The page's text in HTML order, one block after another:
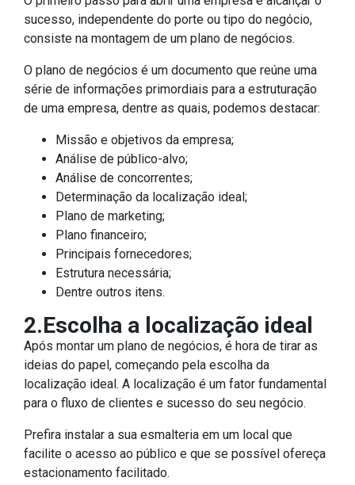
sucesso, independente do porte ou tipo do negócio,
consiste na montagem de um plano de negócios.
O plano de negócios é um documento que reúne uma
série de informações primordiais para a estruturação
de uma empresa, dentre as quais, podemos destacar:
Missão e objetivos da empresa;
Análise de público-alvo;
Análise de concorrentes;
Determinação da localização ideal;
Plano de marketing;
Plano financeiro;
Principais fornecedores;
Estrutura necessária;
Dentre outros itens.
2.Escolha a localização ideal
Após montar um plano de negócios, é hora de tirar as
ideias do papel, começando pela escolha da
localização ideal. A localização é um fator fundamental
para o fluxo de clientes e sucesso do seu negócio.
Prefira instalar a sua esmalteria em um local que
facilite o acesso ao público e que se possível ofereça
estacionamento facilitado.